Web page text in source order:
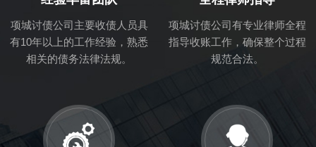
项城讨债公司主要收债人员具
有10年以上的工作经验，熟悉
相关的债务法律法规。
项城讨债公司有专业律师全程
指导收账工作，确保整个过程
规范合法。